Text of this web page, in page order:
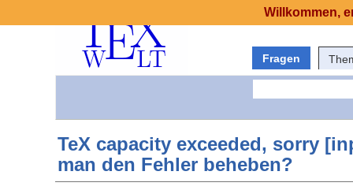
Fragen
TeX capacity exceeded, sorry
man den Fehler beheben?
Willkommen,